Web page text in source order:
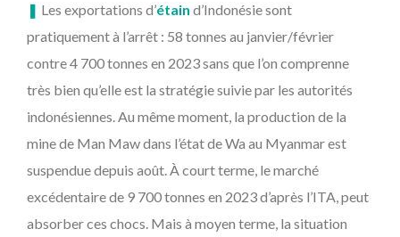
❚ Les exportations d’étain d’Indonésie sont
pratiquement à l’arrêt : 58 tonnes au janvier/février
contre 4 700 tonnes en 2023 sans que l’on comprenne
très bien qu’elle est la stratégie suivie par les autorités
indonésiennes. Au même moment, la production de la
mine de Man Maw dans l’état de Wa au Myanmar est
suspendue depuis août. À court terme, le marché
excédentaire de 9 700 tonnes en 2023 d’après l’ITA, peut
absorber ces chocs. Mais à moyen terme, la situation